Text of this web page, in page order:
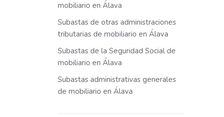
mobiliario en Álava
Subastas de otras administraciones
tributarias de mobiliario en Álava
Subastas de la Seguridad Social de
mobiliario en Álava
Subastas administrativas generales
de mobiliario en Álava